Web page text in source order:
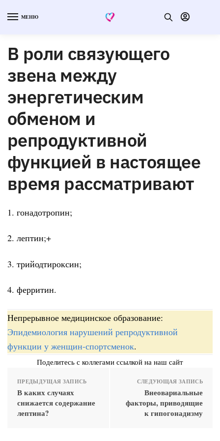
МЕНЮ
В роли связующего
звена между
энергетическим
обменом и
репродуктивной
функцией в настоящее
время рассматривают
1. гонадотропин;
2. лептин;+
3. трийодтироксин;
4. ферритин.
Непрерывное медицинское образование:
Эпидемиология нарушений репродуктивной
функции у женщин-спортсменок.
Поделитесь с коллегами ссылкой на наш сайт
ПРЕДЫДУЩАЯ ЗАПИСЬ
В каких случаях
снижается содержание
лептина?
СЛЕДУЮЩАЯ ЗАПИСЬ
Внеовариальные
факторы, приводящие
к гипогонадизму